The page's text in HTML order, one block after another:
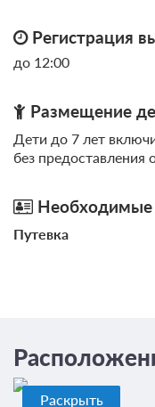
0 фото
Одноместный
условия
1 гость
Требуется
Сумма предоплаты
Недостаточно мест
Регистрация
до 12:00
Размещение
Дети до 7 лет
без предоставления
Путевка
Раскрыть